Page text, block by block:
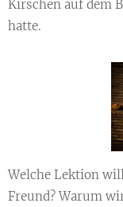
Kirschen auf dem
hatte.
Welche Lektion
Freund? Warum